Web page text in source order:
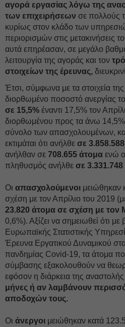
αγορά εργασίας λόγω της
των επιχειρήσεων σε πολλούς
κυρίως στον κλάδο των
περιορισμών στις μετακινήσεις
αυτά επηρέασαν, σε μεγάλο
λειτουργία της αγοράς και τον
στοιχείων της έρευνας,
Έτσι, σύμφωνα με τα στοιχεία
διορθωμένο ποσοστό ανεργίας
σε 15,5% έναντι 17,5% τον
διορθωμένου προς τα άνω
σύνολο των απασχολουμένων,
εκτιμάται ότι ανήλθε σε
ανήλθαν σε 708.655 άτομα ενώ ο
πληθυσμός ανήλθε σε
Οι απασχολούμενοι μειώθηκαν
σχέση με τον Απρίλιο του 2019
23.820 άτομα σε σχέση με τον
0,6%). Αξίζει να σημειωθεί ότι με
Ευρωπαϊκής Στατιστικής
Έρευνα Εργατικού Δυναμικού
πανδημίας Covid-19, τα άτομα
σύμβασης εξακολουθούν να
εφόσον η διάρκεια της αναστολής
μήνες ή αν λαμβάνουν
αποδοχών τους.
Οι άνεργοι μειώθηκαν κατά